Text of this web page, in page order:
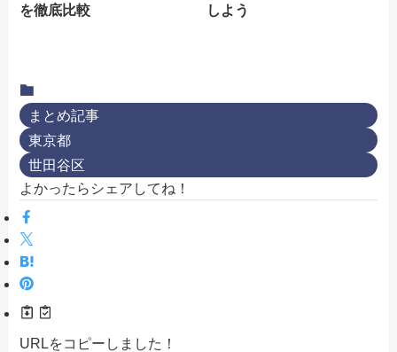
を徹底比較
しよう
まとめ記事
東京都
世田谷区
よかったらシェアしてね！
URLをコピーしました！